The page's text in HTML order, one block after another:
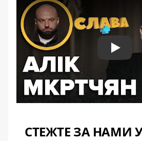
Play
СТЕЖТЕ ЗА НАМИ У